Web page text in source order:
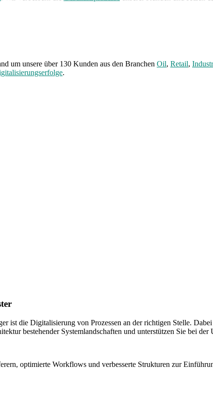
um unsere über 130 Kunden aus den Branchen Oil, Retail,
.
ist die Digitalisierung von Prozessen an der richtigen Stelle.
bestehender Systemlandschaften und unterstützen Sie bei
optimierte Workflows und verbesserte Strukturen zur